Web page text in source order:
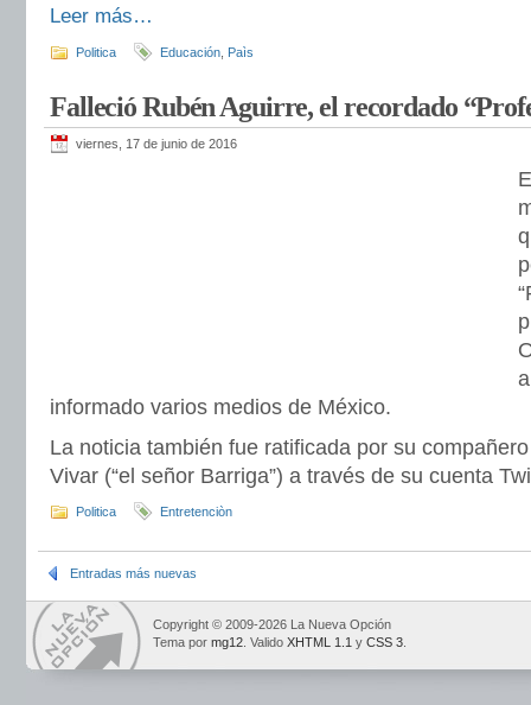
Leer más…
Politica Educación Paìs
Falleció Rubén Aguirre, el recordado
viernes, 17 de junio de 2016
informado varios medios de México.
La noticia también fue ratificada por su
Vivar (“el señor Barriga”) a través de su cuenta
Politica Entretenciòn
Entradas más nuevas
Copyright © 2009-2026 La Nueva Opción
Tema por mg12 . Valido XHTML 1.1 y CSS 3